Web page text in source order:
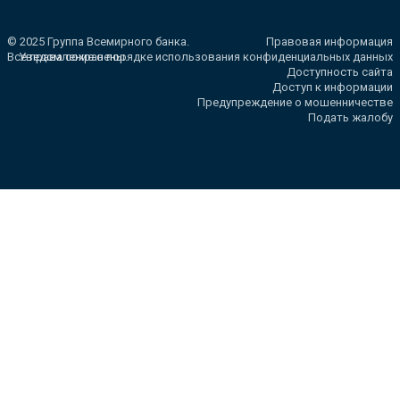
© 2025 Группа Всемирного банка.
Все права сохранены.
Правовая информация
Уведомление о порядке использования конфиденциальных данных
Доступность сайта
Доступ к информации
Предупреждение о мошенничестве
Подать жалобу